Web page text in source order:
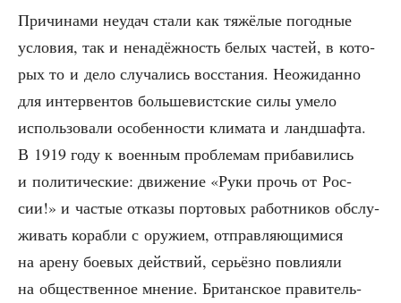
При­чи­на­ми неудач ста­ли как тяжё­лые погод­ные
усло­вия, так и нена­дёж­ность белых частей, в кото­
рых то и дело слу­ча­лись вос­ста­ния. Неожи­дан­но
для интер­вен­тов боль­ше­вист­ские силы уме­ло
исполь­зо­ва­ли осо­бен­но­сти кли­ма­та и ланд­шаф­та.
В 1919 году к воен­ным про­бле­мам при­ба­ви­лись
и поли­ти­че­ские: дви­же­ние «Руки прочь от Рос­
сии!» и частые отка­зы пор­то­вых работ­ни­ков обслу­
жи­вать кораб­ли с ору­жи­ем, отправ­ля­ю­щи­ми­ся
на аре­ну бое­вых дей­ствий, серьёз­но повли­я­ли
на обще­ствен­ное мне­ние. Бри­тан­ское пра­ви­тель­